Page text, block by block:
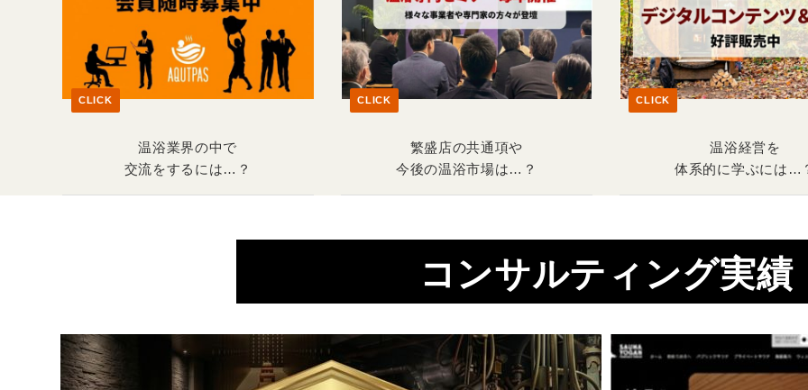
CLICK
温浴業界の中で
交流をするには…？
CLICK
繁盛店の共通項や
今後の温浴市場は…？
CLICK
温浴経営を
体系的に学ぶには…
コンサルティング実績